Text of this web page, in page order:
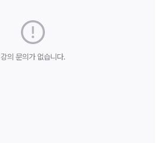
강의 문의가 없습니다.